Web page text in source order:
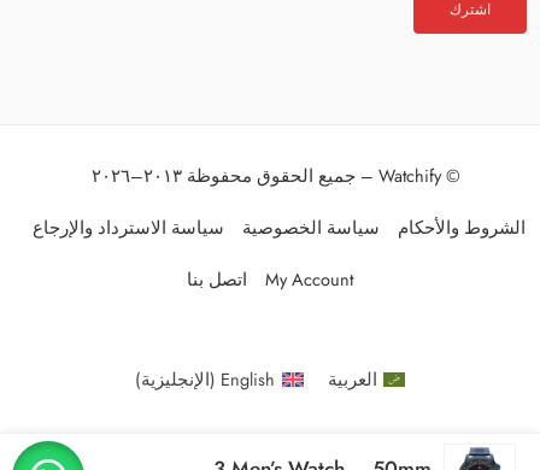
© Watchify – جميع الحقوق محفوظة ٢٠١٣–٢٠٢٦
الشروط والأحكام سياسة الخصوصية سياسة الاسترداد والإرجاع
My Account اتصل بنا
العربية English
(الإنجليزية)